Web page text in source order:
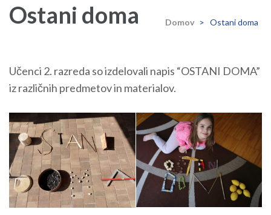
Ostani doma Domov > Ostani doma
Učenci 2. razreda so izdelovali napis “OSTANI DOMA”
iz različnih predmetov in materialov.